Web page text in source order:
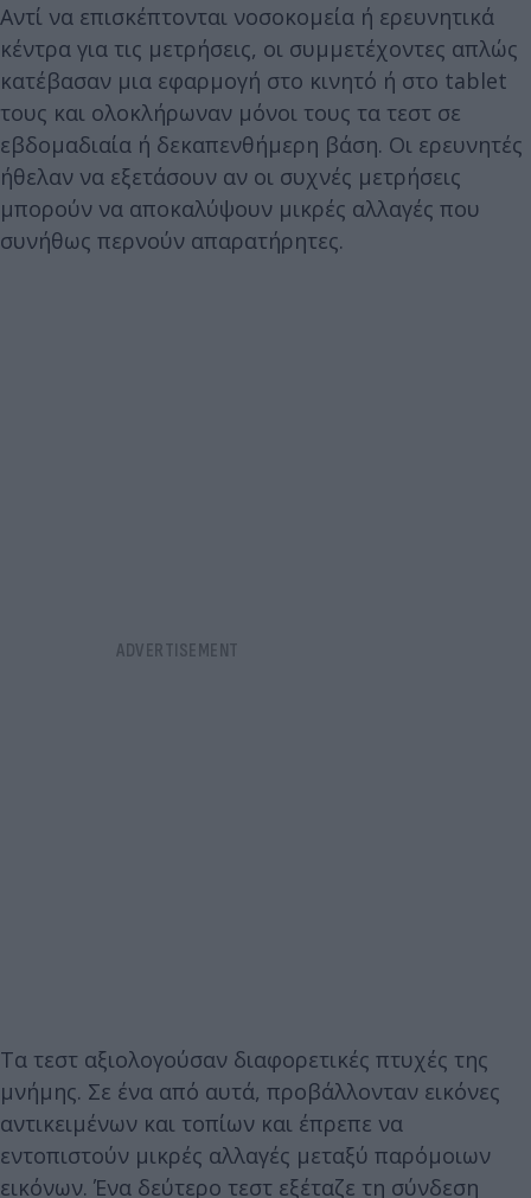
Αντί να επισκέπτονται νοσοκομεία ή ερευνητικά
κέντρα για τις μετρήσεις, οι συμμετέχοντες απλώς
κατέβασαν μια εφαρμογή στο κινητό ή στο tablet
τους και ολοκλήρωναν μόνοι τους τα τεστ σε
εβδομαδιαία ή δεκαπενθήμερη βάση. Οι ερευνητές
ήθελαν να εξετάσουν αν οι συχνές μετρήσεις
μπορούν να αποκαλύψουν μικρές αλλαγές που
συνήθως περνούν απαρατήρητες.
Τα τεστ αξιολογούσαν διαφορετικές πτυχές της
μνήμης. Σε ένα από αυτά, προβάλλονταν εικόνες
αντικειμένων και τοπίων και έπρεπε να
εντοπιστούν μικρές αλλαγές μεταξύ παρόμοιων
εικόνων. Ένα δεύτερο τεστ εξέταζε τη σύνδεση